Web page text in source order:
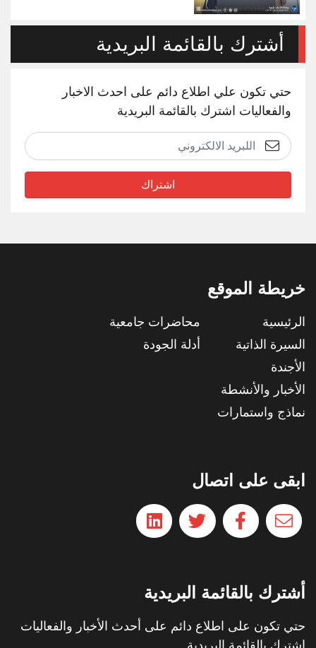
أشترك بالقائمة البريدية
حتي تكون علي اطلاع دائم على احدث الاخبار
والفعاليات اشترك بالقائمة البريدية
اشتراك
خريطة الموقع
الرئيسية
السيرة الذاتية
الأجندة
الأخبار والأنشطة
نماذج واستمارات
محاضرات جامعية
أدلة الجودة
ابقى على اتصال
أشترك بالقائمة البريدية
حتي تكون على اطلاع دائم على أحدث الأخبار والفعاليات
اشترك بالقائمة البريدية